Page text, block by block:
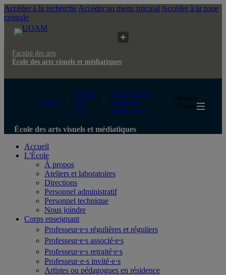
Accéder à la recherche Accéder au menu pricipal Accéder à la zone
centrale
Faculté des arts
École des arts visuels et médiatiques
UQAM
Faculté
des
arts
École des arts
visuels et
médiatiques
Romeo
Gongora
École des arts visuels et médiatiques
Accueil
L'École
À propos
Ateliers et laboratoires
Directions
Personnel administratif
Personnel technique
Nous joindre
Corps enseignant
Professeur⸱e⸱s régulières et réguliers
Professeur⸱e⸱s associé⸱e⸱s
Professeur⸱e⸱s retraité⸱e⸱s
Professeur·e·s invité·e·s
Artistes ou pédagogues en résidence